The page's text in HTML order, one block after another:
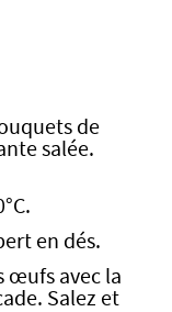
de
salée.
en dés.
œufs avec la
Salez et